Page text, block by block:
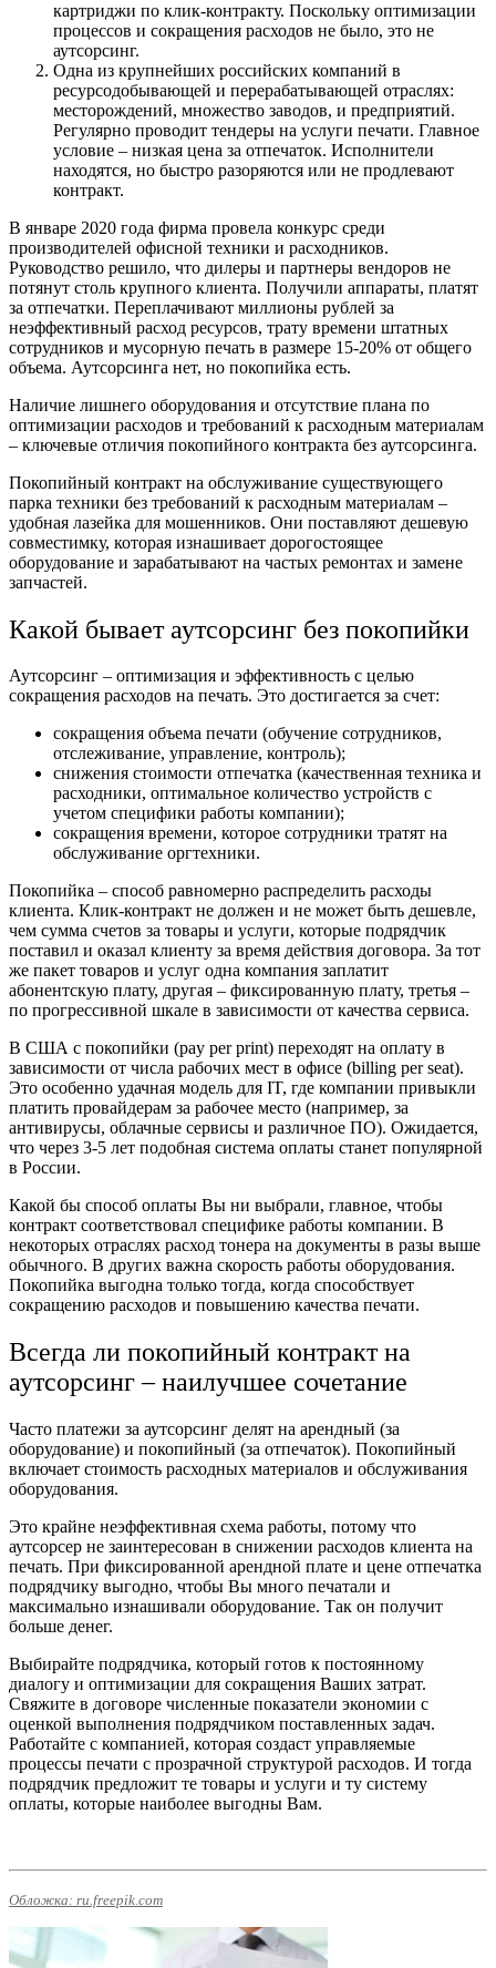
картриджи по клик-контракту. Поскольку оптимизации
процессов и сокращения расходов не было, это не
аутсорсинг.
Одна из крупнейших российских компаний в
ресурсодобывающей и перерабатывающей отраслях:
месторождений, множество заводов, и предприятий.
Регулярно проводит тендеры на услуги печати. Главное
условие – низкая цена за отпечаток. Исполнители
находятся, но быстро разоряются или не продлевают
контракт.
В январе 2020 года фирма провела конкурс среди
производителей офисной техники и расходников.
Руководство решило, что дилеры и партнеры вендоров не
потянут столь крупного клиента. Получили аппараты, платят
за отпечатки. Переплачивают миллионы рублей за
неэффективный расход ресурсов, трату времени штатных
сотрудников и мусорную печать в размере 15-20% от общего
объема. Аутсорсинга нет, но покопийка есть.
Наличие лишнего оборудования и отсутствие плана по
оптимизации расходов и требований к расходным материалам
– ключевые отличия покопийного контракта без аутсорсинга.
Покопийный контракт на обслуживание существующего
парка техники без требований к расходным материалам –
удобная лазейка для мошенников. Они поставляют дешевую
совместимку, которая изнашивает дорогостоящее
оборудование и зарабатывают на частых ремонтах и замене
запчастей.
Какой бывает аутсорсинг без покопийки
Аутсорсинг – оптимизация и эффективность с целью
сокращения расходов на печать. Это достигается за счет:
сокращения объема печати (обучение сотрудников,
отслеживание, управление, контроль);
снижения стоимости отпечатка (качественная техника и
расходники, оптимальное количество устройств с
учетом специфики работы компании);
сокращения времени, которое сотрудники тратят на
обслуживание оргтехники.
Покопийка – способ равномерно распределить расходы
клиента. Клик-контракт не должен и не может быть дешевле,
чем сумма счетов за товары и услуги, которые подрядчик
поставил и оказал клиенту за время действия договора. За тот
же пакет товаров и услуг одна компания заплатит
абонентскую плату, другая – фиксированную плату, третья –
по прогрессивной шкале в зависимости от качества сервиса.
В США с покопийки (pay per print) переходят на оплату в
зависимости от числа рабочих мест в офисе (billing per seat).
Это особенно удачная модель для IT, где компании привыкли
платить провайдерам за рабочее место (например, за
антивирусы, облачные сервисы и различное ПО). Ожидается,
что через 3-5 лет подобная система оплаты станет популярной
в России.
Какой бы способ оплаты Вы ни выбрали, главное, чтобы
контракт соответствовал специфике работы компании. В
некоторых отраслях расход тонера на документы в разы выше
обычного. В других важна скорость работы оборудования.
Покопийка выгодна только тогда, когда способствует
сокращению расходов и повышению качества печати.
Всегда ли покопийный контракт на
аутсорсинг – наилучшее сочетание
Часто платежи за аутсорсинг делят на арендный (за
оборудование) и покопийный (за отпечаток). Покопийный
включает стоимость расходных материалов и обслуживания
оборудования.
Это крайне неэффективная схема работы, потому что
аутсорсер не заинтересован в снижении расходов клиента на
печать. При фиксированной арендной плате и цене отпечатка
подрядчику выгодно, чтобы Вы много печатали и
максимально изнашивали оборудование. Так он получит
больше денег.
Выбирайте подрядчика, который готов к постоянному
диалогу и оптимизации для сокращения Ваших затрат.
Свяжите в договоре численные показатели экономии с
оценкой выполнения подрядчиком поставленных задач.
Работайте с компанией, которая создаст управляемые
процессы печати с прозрачной структурой расходов. И тогда
подрядчик предложит те товары и услуги и ту систему
оплаты, которые наиболее выгодны Вам.
Обложка: ru.freepik.com